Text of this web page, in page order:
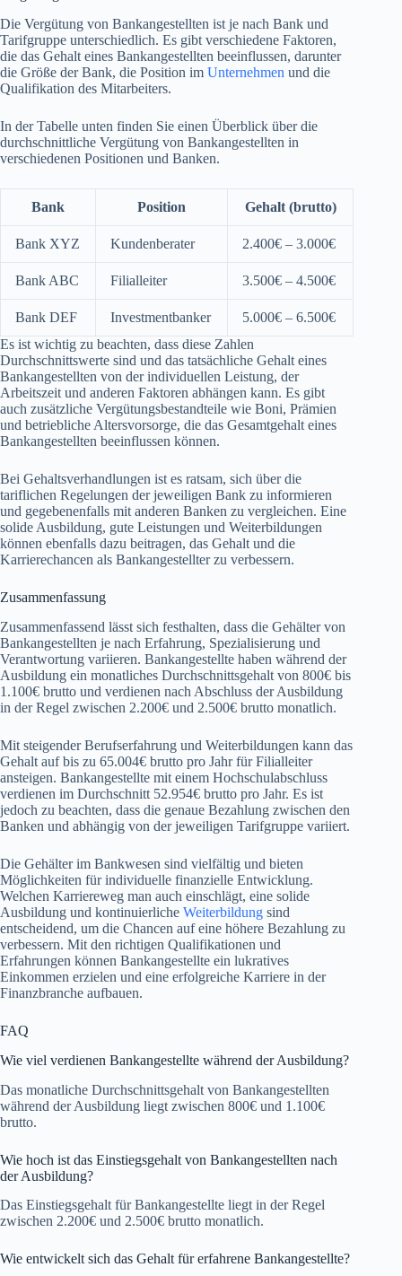
Die Vergütung von Bankangestellten ist je nach Bank und
Tarifgruppe unterschiedlich. Es gibt verschiedene Faktoren,
die das Gehalt eines Bankangestellten beeinflussen, darunter
die Größe der Bank, die Position im Unternehmen und die
Qualifikation des Mitarbeiters.
In der Tabelle unten finden Sie einen Überblick über die
durchschnittliche Vergütung von Bankangestellten in
verschiedenen Positionen und Banken.
Bank Position Gehalt (brutto)
Bank XYZ Kundenberater 2.400€ – 3.000€
Bank ABC Filialleiter 3.500€ – 4.500€
Bank DEF Investmentbanker
5.000€ – 6.500€
Es ist wichtig zu beachten, dass diese Zahlen
Durchschnittswerte sind und das tatsächliche Gehalt eines
Bankangestellten von der individuellen Leistung, der
Arbeitszeit und anderen Faktoren abhängen kann. Es gibt
auch zusätzliche Vergütungsbestandteile wie Boni, Prämien
und betriebliche Altersvorsorge, die das Gesamtgehalt eines
Bankangestellten beeinflussen können.
Bei Gehaltsverhandlungen ist es ratsam, sich über die
tariflichen Regelungen der jeweiligen Bank zu informieren
und gegebenenfalls mit anderen Banken zu vergleichen. Eine
solide Ausbildung, gute Leistungen und Weiterbildungen
können ebenfalls dazu beitragen, das Gehalt und die
Karrierechancen als Bankangestellter zu verbessern.
Zusammenfassung
Zusammenfassend lässt sich festhalten, dass die Gehälter von
Bankangestellten je nach Erfahrung, Spezialisierung und
Verantwortung variieren. Bankangestellte haben während der
Ausbildung ein monatliches Durchschnittsgehalt von 800€ bis
1.100€ brutto und verdienen nach Abschluss der Ausbildung
in der Regel zwischen 2.200€ und 2.500€ brutto monatlich.
Mit steigender Berufserfahrung und Weiterbildungen kann das
Gehalt auf bis zu 65.004€ brutto pro Jahr für Filialleiter
ansteigen. Bankangestellte mit einem Hochschulabschluss
verdienen im Durchschnitt 52.954€ brutto pro Jahr. Es ist
jedoch zu beachten, dass die genaue Bezahlung zwischen den
Banken und abhängig von der jeweiligen Tarifgruppe variiert.
Die Gehälter im Bankwesen sind vielfältig und bieten
Möglichkeiten für individuelle finanzielle Entwicklung.
Welchen Karriereweg man auch einschlägt, eine solide
Ausbildung und kontinuierliche Weiterbildung sind
entscheidend, um die Chancen auf eine höhere Bezahlung zu
verbessern. Mit den richtigen Qualifikationen und
Erfahrungen können Bankangestellte ein lukratives
Einkommen erzielen und eine erfolgreiche Karriere in der
Finanzbranche aufbauen.
FAQ
Wie viel verdienen Bankangestellte während der Ausbildung?
Das monatliche Durchschnittsgehalt von Bankangestellten
während der Ausbildung liegt zwischen 800€ und 1.100€
brutto.
Wie hoch ist das Einstiegsgehalt von Bankangestellten nach
der Ausbildung?
Das Einstiegsgehalt für Bankangestellte liegt in der Regel
zwischen 2.200€ und 2.500€ brutto monatlich.
Wie entwickelt sich das Gehalt für erfahrene Bankangestellte?